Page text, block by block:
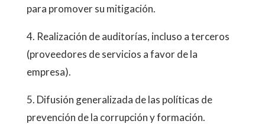
para promover su mitigación.
4. Realización de auditorías, incluso a terceros
(proveedores de servicios a favor de la
empresa).
5. Difusión generalizada de las políticas de
prevención de la corrupción y formación.